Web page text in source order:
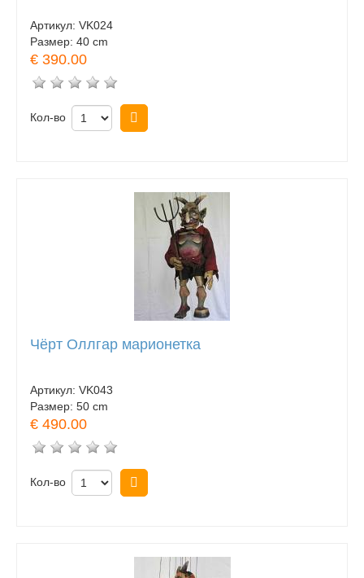
Артикул: VK024
Размер: 40 cm
€ 390.00
Кол-во
Чёрт Оллгар марионетка
Артикул: VK043
Размер: 50 cm
€ 490.00
Кол-во